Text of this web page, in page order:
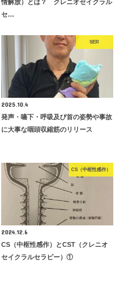
情解放）とは？ クレニオセイクラル
セ…
SER
2025.10.4
発声・嚥下・呼吸及び首の姿勢や事故
に大事な咽頭収縮筋のリリース
CS（中枢性感作）
2024.12.6
CS（中枢性感作）とCST（クレニオ
セイクラルセラピー）①